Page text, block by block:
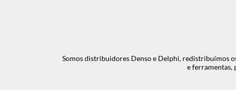
Somos distribuidores Denso e Delphi, redistribuímos
e ferramentas,